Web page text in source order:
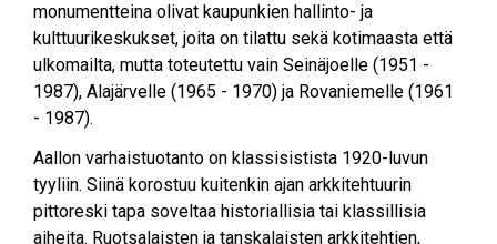
monumentteina olivat kaupunkien hallinto- ja
kulttuurikeskukset, joita on tilattu sekä kotimaasta että
ulkomailta, mutta toteutettu vain Seinäjoelle (1951 -
1987), Alajärvelle (1965 - 1970) ja Rovaniemelle (1961
- 1987).
Aallon varhaistuotanto on klassisistista 1920-luvun
tyyliin. Siinä korostuu kuitenkin ajan arkkitehtuurin
pittoreski tapa soveltaa historiallisia tai klassillisia
aiheita. Ruotsalaisten ja tanskalaisten arkkitehtien,